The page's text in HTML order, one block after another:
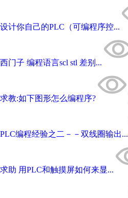
设计你自己的PLC（可编程序控...
西门子 编程语言scl stl 差别...
求教:如下图形怎么编程序?
PLC编程经验之二－－双线圈输出...
求助 用PLC和触摸屏如何来显...